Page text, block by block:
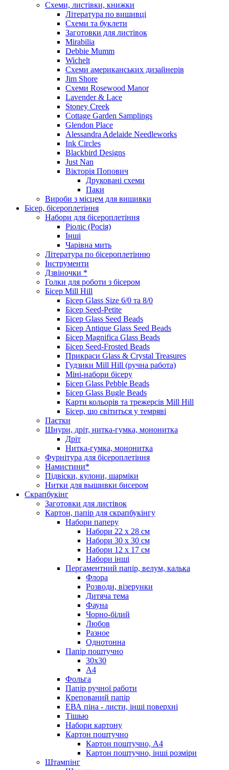
Схеми, листівки, книжки
Література по вишивці
Схеми та буклети
Заготовки для листівок
Mirabilia
Debbie Mumm
Wichelt
Схеми американських дизайнерів
Jim Shore
Cхеми Rosewood Manor
Lavender & Lace
Stoney Creek
Cottage Garden Samplings
Glendon Place
Alessandra Adelaide Needleworks
Ink Circles
Blackbird Designs
Just Nan
Вікторія Попович
Друковані схеми
Паки
Вироби з місцем для вишивки
Бісер, бісероплетіння
Набори для бісероплетіння
Ріоліс (Росія)
Інші
Чарівна мить
Література по бісероплетінню
Інструменти
Дзвіночки *
Голки для роботи з бісером
Бісер Mill Hill
Бісер Glass Size 6/0 та 8/0
Бісер Seed-Petite
Бісер Glass Seed Beads
Бісер Antique Glass Seed Beads
Бісер Magnifica Glass Beads
Бісер Seed-Frosted Beads
Прикраси Glass & Crystal Treasures
Гудзики Mill Hill (ручна работа)
Міні-набори бісеру
Бісер Glass Pebble Beads
Бісер Glass Bugle Beads
Карти кольорів та трежерсів Mill Hill
Бісер, що світиться у темряві
Паєтки
Шнури, дріт, нитка-гумка, мононитка
Дріт
Нитка-гумка, мононитка
Фурнітура для бісероплетіння
Намистини*
Підвіски, кулони, шарміки
Нитки для вышивки бисером
Скрапбукінг
Заготовки для листівок
Картон, папір для скрапбукінгу
Набори паперу
Набори 22 х 28 см
Набори 30 х 30 см
Набори 12 х 17 см
Набори інші
Пергаментний папір, велум, калька
Флора
Розводи, візерунки
Дитяча тема
Фауна
Чорно-білий
Любов
Разное
Однотонна
Папір поштучно
30х30
А4
Фольга
Папір ручної работи
Крепований папір
ЕВА піна - листи, інші поверхні
Тішью
Набори картону
Картон поштучно
Картон поштучно, А4
Картон поштучно, інші розміри
Штампінг